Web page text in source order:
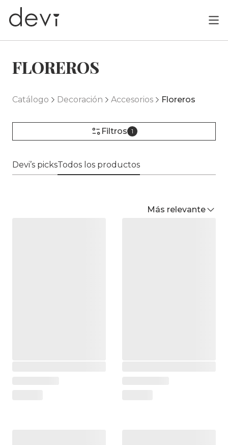
FLOREROS
Catálogo Decoración Accesorios Floreros
Filtros 1
Devi’s picksTodos los productos
Más relevante